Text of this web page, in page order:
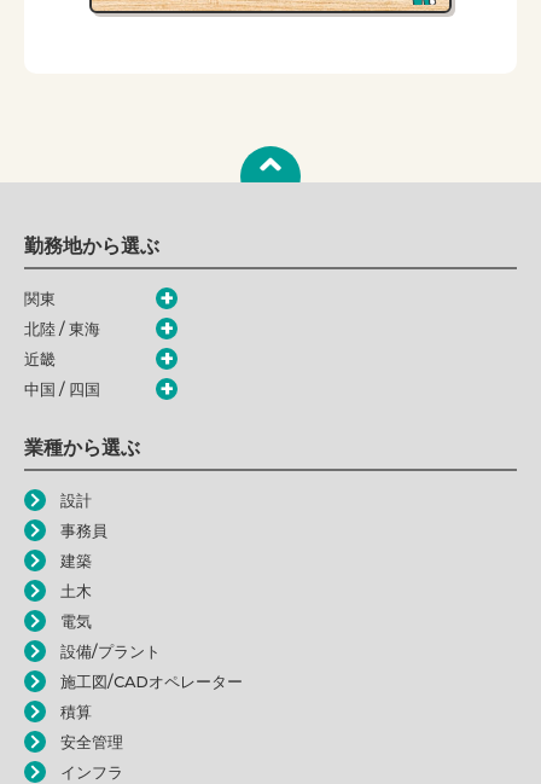
勤務地から選ぶ
関東
北陸 / 東海
近畿
中国 / 四国
業種から選ぶ
設計
事務員
建築
土木
電気
設備/プラント
施工図/CADオペレーター
積算
安全管理
インフラ